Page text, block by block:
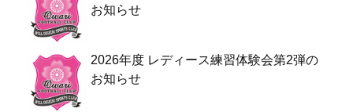
お知らせ
2026年度 レディース練習体験会第2弾の
お知らせ